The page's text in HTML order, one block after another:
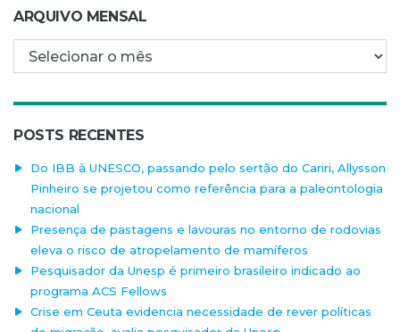
ARQUIVO MENSAL
Arquivo mensal
POSTS RECENTES
Do IBB à UNESCO, passando pelo sertão do Cariri, Allysson
Pinheiro se projetou como referência para a paleontologia
nacional
Presença de pastagens e lavouras no entorno de rodovias
eleva o risco de atropelamento de mamíferos
Pesquisador da Unesp é primeiro brasileiro indicado ao
programa ACS Fellows
Crise em Ceuta evidencia necessidade de rever políticas